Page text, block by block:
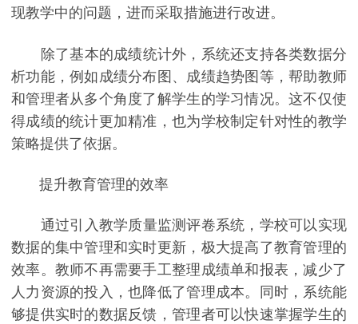
现教学中的问题，进而采取措施进行改进。
除了基本的成绩统计外，系统还支持各类数据分
析功能，例如成绩分布图、成绩趋势图等，帮助教师
和管理者从多个角度了解学生的学习情况。这不仅使
得成绩的统计更加精准，也为学校制定针对性的教学
策略提供了依据。
提升教育管理的效率
通过引入教学质量监测评卷系统，学校可以实现
数据的集中管理和实时更新，极大提高了教育管理的
效率。教师不再需要手工整理成绩单和报表，减少了
人力资源的投入，也降低了管理成本。同时，系统能
够提供实时的数据反馈，管理者可以快速掌握学生的